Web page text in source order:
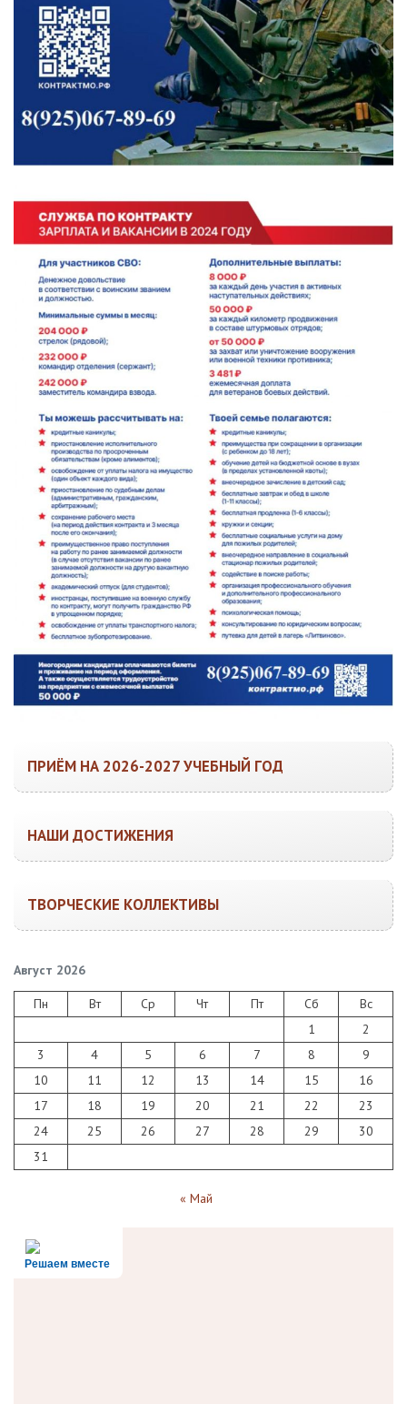
ПРИЁМ НА 2026-2027 УЧЕБНЫЙ ГОД
НАШИ ДОСТИЖЕНИЯ
ТВОРЧЕСКИЕ КОЛЛЕКТИВЫ
Август 2026
Пн Вт Ср Чт Пт Сб
Вс
1
2
3
4 5 6 7 8
9
10
11 12 13 14 15
16
17
18 19 20 21 22
23
24
25 26 27 28 29
30
31
« Май
Решаем вместе